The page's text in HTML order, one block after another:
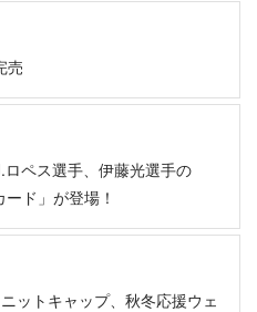
売
ロペス選手、伊藤光選手の
ド」が登場！
ットキャップ、秋冬応援ウェ